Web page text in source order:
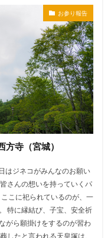
お参り報告
方寺（宮城）
はジネコがみんなのお願い
さんの想いを持っていくパ
こに祀られているのが、一
特に縁結び、子宝、安全祈
がら願掛けをするのが習わ
したと言われる天皇塚は、